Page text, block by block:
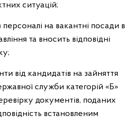
ситуацій;
на вакантні посади в
та вносить відповідні
від кандидатів на зайняття
служби категорій «Б»
документів, поданих
встановленим